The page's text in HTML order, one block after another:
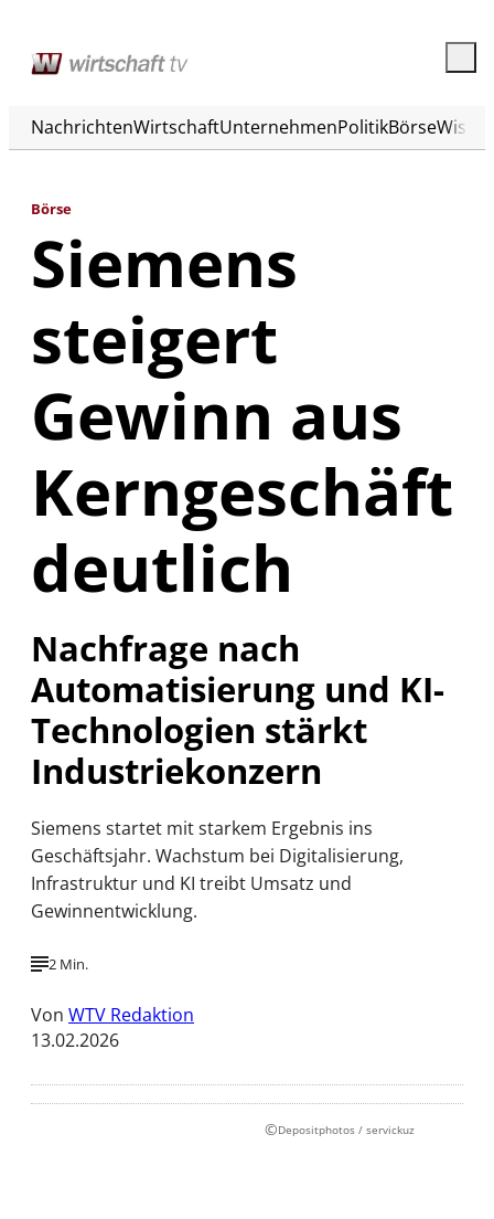
NachrichtenWirtschaftUnternehmenPolitikBörse
Börse
Siemens
steigert
Gewinn aus
Kerngeschäft
deutlich
Nachfrage nach
Automatisierung und KI-
Technologien stärkt
Industriekonzern
Siemens startet mit starkem Ergebnis ins
Geschäftsjahr. Wachstum bei Digitalisierung,
Infrastruktur und KI treibt Umsatz und
Gewinnentwicklung.
2 Min.
Von WTV Redaktion
13.02.2026
©Depositphotos / servickuz